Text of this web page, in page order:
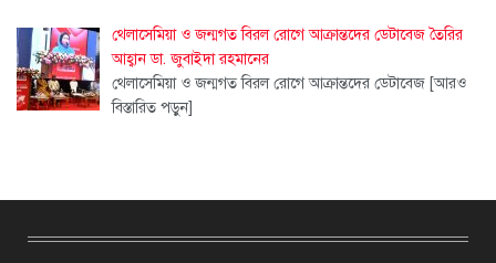
থেলাসেমিয়া ও জন্মগত বিরল রোগে আক্রান্তদের ডেটাবেজ তৈরির
আহ্বান ডা. জুবাইদা রহমানের
থেলাসেমিয়া ও জন্মগত বিরল রোগে আক্রান্তদের ডেটাবেজ [আরও
বিস্তারিত পড়ুন]